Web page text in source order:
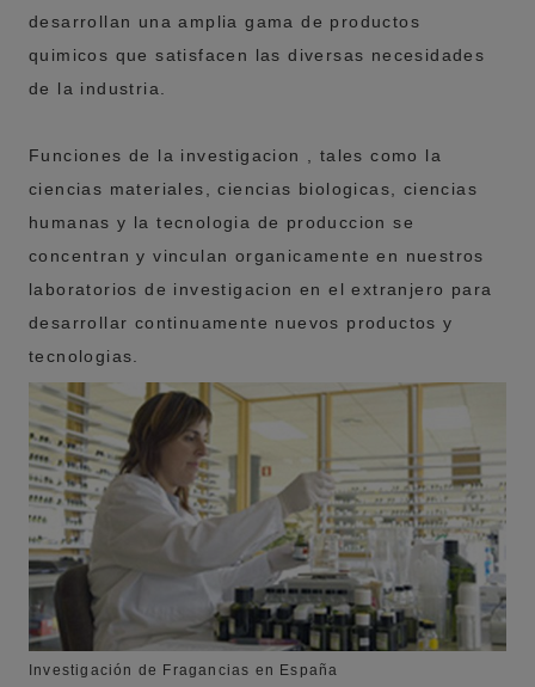
desarrollan una amplia gama de productos
quimicos que satisfacen las diversas necesidades
de la industria.
Funciones de la investigacion , tales como la
ciencias materiales, ciencias biologicas, ciencias
humanas y la tecnologia de produccion se
concentran y vinculan organicamente en nuestros
laboratorios de investigacion en el extranjero para
desarrollar continuamente nuevos productos y
tecnologias.
Investigación de Fragancias en España